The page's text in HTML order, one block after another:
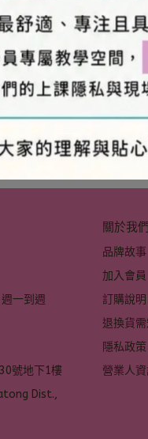
Q版虎弟-立體系列-
料包
NT$250
一到週
號地下1樓
Dist.,
關於我們
品牌故事
加入會員
訂購說明
退換貨需
隱私政策
營業人